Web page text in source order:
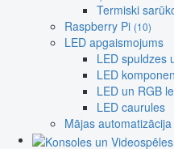
Termiski
Raspberry Pi (10)
LED apgaismojums
LED spuldzes
LED
LED un RGB
LED caurules
Mājas